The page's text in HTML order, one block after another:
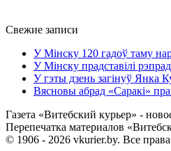
Свежие записи
У Мінску 120 гадоў таму
У Мінску прадставілі
У гэты дзень загінуў Янка
Вясновы абрад «Саракі»
Газета «Витебский курьер» -
Перепечатка материалов
© 1906 - 2026 vkurier.by. Все